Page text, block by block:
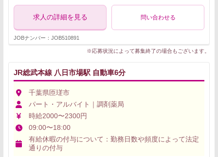
求人の詳細を見る 問い合わせる
JOBナンバー：JOB510891
※応募状況によって募集終了の場合もございます。
JR総武本線 八日市場駅 自動車6分
千葉県匝瑳市
パート・アルバイト｜調剤薬局
時給2000〜2300円
09:00〜18:00
有給休暇の付与について：勤務日数や頻度によって法定
通りの付与